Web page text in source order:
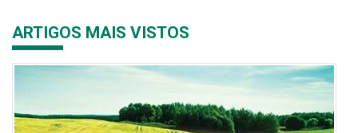
ARTIGOS MAIS VISTOS